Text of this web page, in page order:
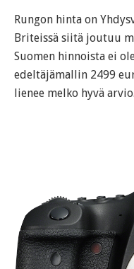
Rungon hinta on
Briteissä siitä joutuu
Suomen hinnoista ei
edeltäjämallin 2499
lienee melko hyvä arvio.